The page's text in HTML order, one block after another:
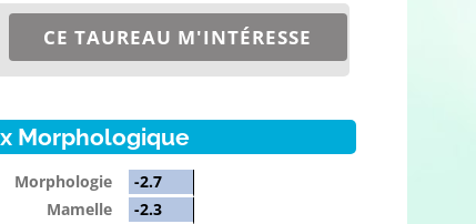
CE TAUREAU M'INTÉRESSE
Morphologique
Morphologie
-2.7
Mamelle
-2.3